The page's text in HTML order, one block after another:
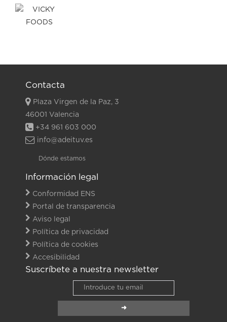
Contacta
Plaza Virgen de la Paz, 3
46001 Valencia
+34 961 603 000
info@adeituv.es
Dónde estamos
Información legal
Conformidad ENS
Portal de transparencia
Aviso legal
Política de privacidad
Política de cookies
Accesibilidad
Suscríbete a nuestra newsletter